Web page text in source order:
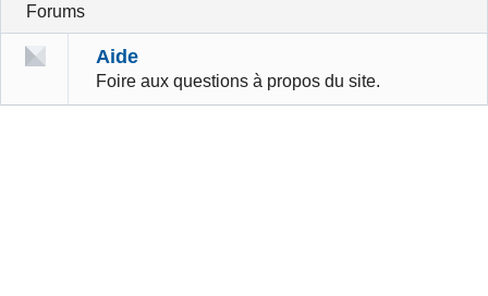
Forums
Aide
Foire aux questions à propos du site.